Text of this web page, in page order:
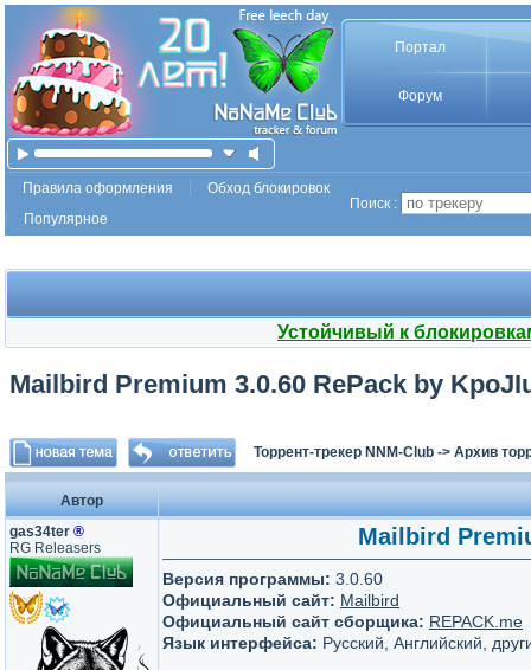
Портал
Форум
Правила оформления
Обход блокировок
Популярное
Поиск :
Устойчивый к
Mailbird Premium 3.0.60 RePack by
Торрент-трекер NNM-Club -> Архив
Автор
gas34ter ®
RG Releasers
Mailbird
Версия программы: 3.0.60
Официальный сайт: Mailbird
Официальный сайт сборщика: REPACK.me
Язык интерфейса: Русский, Английский,